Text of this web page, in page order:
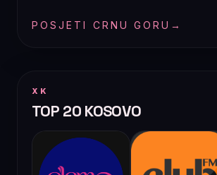
POSJETI CRNU GORU →
XK
TOP 20 KOSOVO